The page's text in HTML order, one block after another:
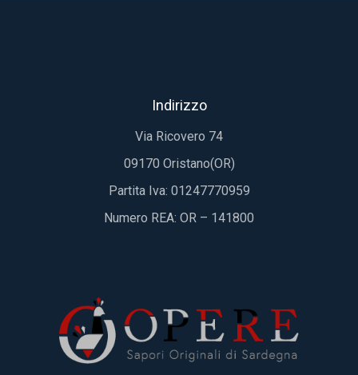
Indirizzo
Via Ricovero 74
09170 Oristano(OR)
Partita Iva: 01247770959
Numero REA: OR – 141800